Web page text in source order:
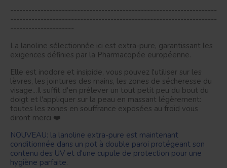
--------------------------------------------------------------------
--------------------------------------------------------------------
---------------------
La lanoline sélectionnée ici est extra-pure, garantissant les
exigences définies par la Pharmacopée européenne.
Elle est inodore et insipide, vous pouvez l'utiliser sur les
lèvres, les jointures des mains, les zones de sécheresse du
visage...Il suffit d'en prélever un tout petit peu du bout du
doigt et l'appliquer sur la peau en massant légèrement:
toutes les zones en souffrance exposées au froid vous
diront merci ❤️
NOUVEAU: la lanoline extra-pure est maintenant
conditionnée dans un pot à double paroi protégeant son
contenu des UV et d'une cupule de protection pour une
hygiène parfaite.